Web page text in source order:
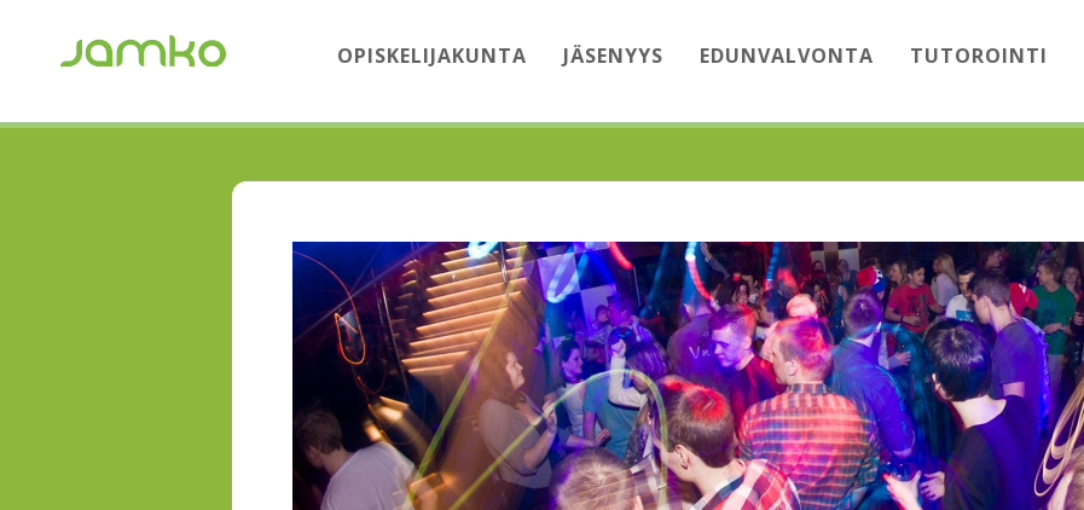
OPISKELIJAKUNTA JÄSENYYS EDUNVALVONTA TUTOROINTI